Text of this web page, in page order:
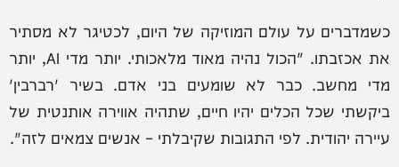
כשמדברים על עולם המוזיקה של היום, לכטיגר לא מסתיר
את אכזבתו. "הכול נהיה מאוד מלאכותי. יותר מדי AI, יותר
מדי מחשב. כבר לא שומעים בני אדם. בשיר 'רברבין'
ביקשתי שכל הכלים יהיו חיים, שתהיה אווירה אותנטית של
עיירה יהודית. לפי התגובות שקיבלתי – אנשים צמאים לזה".